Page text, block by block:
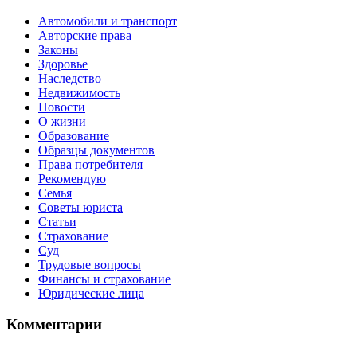
Автомобили и транспорт
Авторские права
Законы
Здоровье
Наследство
Недвижимость
Новости
О жизни
Образование
Образцы документов
Права потребителя
Рекомендую
Семья
Советы юриста
Статьи
Страхование
Суд
Трудовые вопросы
Финансы и страхование
Юридические лица
Комментарии